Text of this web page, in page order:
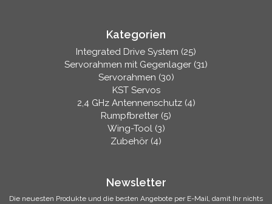
Kategorien
Integrated Drive System (25)
Servorahmen mit Gegenlager (31)
Servorahmen (30)
KST Servos
2,4 GHz Antennenschutz (4)
Rumpfbretter (5)
Wing-Tool (3)
Zubehör (4)
Newsletter
Die neuesten Produkte und die besten Angebote per E-Mail, damit Ihr nichts